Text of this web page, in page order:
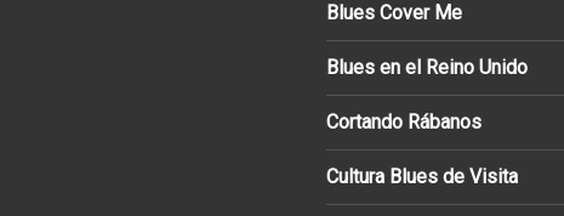
Blues Cover Me
Blues en el Reino Unido
Cortando Rábanos
Cultura Blues de Visita